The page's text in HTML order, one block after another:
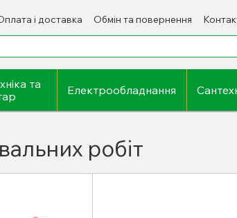
і доставка Обмін та повернення
та
Електрообладнання
робіт